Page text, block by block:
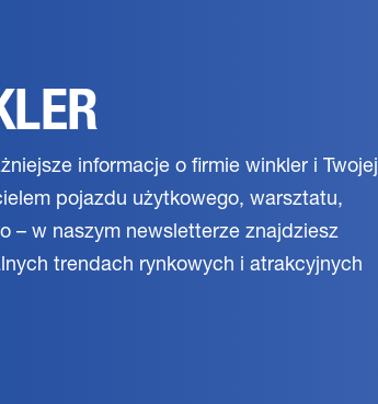
informacje o firmie winkler i Twojej
pojazdu użytkowego, warsztatu,
– w naszym newsletterze znajdziesz
trendach rynkowych i atrakcyjnych